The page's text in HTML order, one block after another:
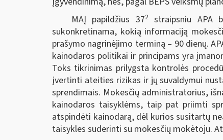
MAĮ papildžius 372straipsniu APA
sukonkretinama, kokią informaciją
prašymo nagrinėjimo terminą – 90 dienų.
kainodaros politikai ir principams yra
Toks tikrinimas prilygsta kontrolės
įvertinti ateities rizikas ir jų suvaldymui
sprendimais. Mokesčių administratorius,
kainodaros taisyklėms, taip pat priimti
atspindėti kainodarą, dėl kurios susitartų
taisykles suderinti su mokesčių mokėtoju.